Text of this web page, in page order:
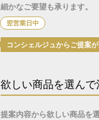
細かなご要望も承ります。
コンシェルジュからご提案
翌営業日中
欲しい商品を選んで
提案内容から欲しい商品を